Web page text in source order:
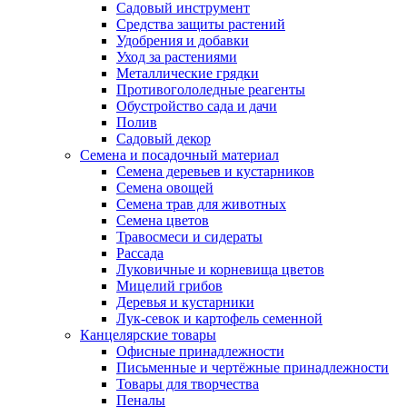
Садовый инструмент
Средства защиты растений
Удобрения и добавки
Уход за растениями
Металлические грядки
Противогололедные реагенты
Обустройство сада и дачи
Полив
Садовый декор
Семена и посадочный материал
Семена деревьев и кустарников
Семена овощей
Семена трав для животных
Семена цветов
Травосмеси и сидераты
Рассада
Луковичные и корневища цветов
Мицелий грибов
Деревья и кустарники
Лук-севок и картофель семенной
Канцелярские товары
Офисные принадлежности
Письменные и чертёжные принадлежности
Товары для творчества
Пеналы